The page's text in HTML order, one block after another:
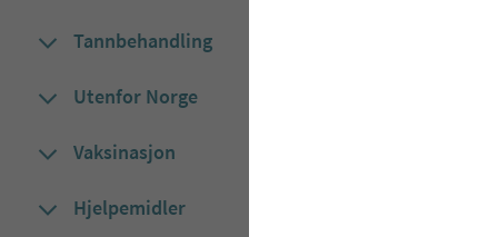
Tannbehandling
Utenfor Norge
Vaksinasjon
Hjelpemidler